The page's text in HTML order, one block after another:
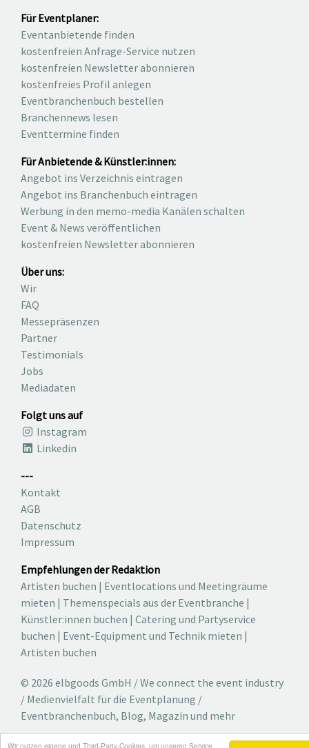
Wir nutzen eigene und Third-Party-Cookies, um unseren Service
Für Eventplaner:
Eventanbietende finden
kostenfreien Anfrage-Service nutzen
kostenfreien Newsletter abonnieren
kostenfreies Profil anlegen
Eventbranchenbuch bestellen
Branchennews lesen
Eventtermine finden
Für Anbietende & Künstler:innen:
Angebot ins Verzeichnis eintragen
Angebot ins Branchenbuch eintragen
Werbung in den memo-media Kanälen schalten
Event & News veröffentlichen
kostenfreien Newsletter abonnieren
Über uns:
Wir
FAQ
Messepräsenzen
Partner
Testimonials
Jobs
Mediadaten
Folgt uns auf
Instagram
Linkedin
---
Kontakt
AGB
Datenschutz
Impressum
Empfehlungen der Redaktion
Artisten buchen | Eventlocations und Meetingräume
mieten | Themenspecials aus der Eventbranche |
Künstler:innen buchen | Catering und Partyservice
buchen | Event-Equipment und Technik mieten |
Artisten buchen
© 2026 elbgoods GmbH / We connect the event industry
/ Medienvielfalt für die Eventplanung /
Eventbranchenbuch, Blog, Magazin und mehr